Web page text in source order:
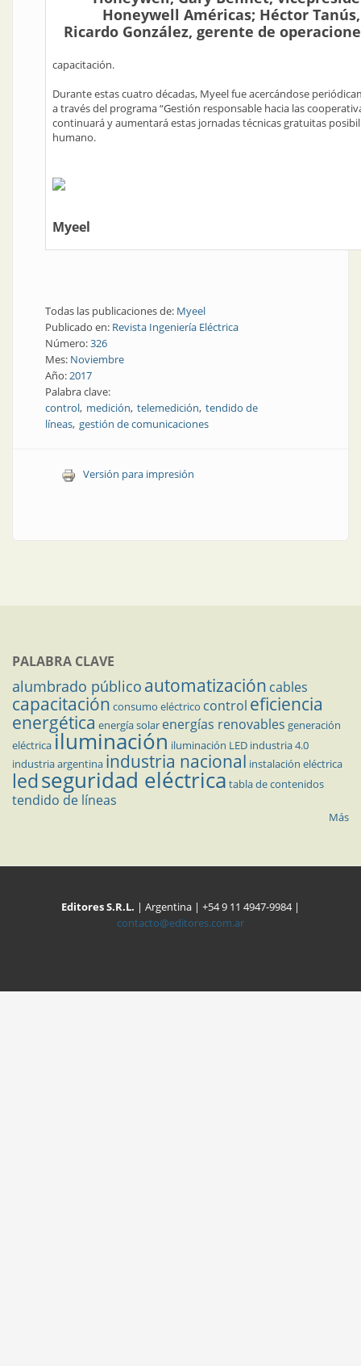
Honeywell Américas; Héctor
Ricardo González, gerente de
capacitación.
Durante estas cuatro décadas, Myeel fue acercándose
a través del programa “Gestión responsable hacia las
continuará y aumentará estas jornadas técnicas gratuitas
humano.
Myeel
Todas las publicaciones de: Myeel
Publicado en: Revista Ingeniería Eléctrica
Número:326
Mes: Noviembre
Año:2017
Palabra clave:
control medición telemedición tendido de
líneas gestión de comunicaciones
Versión para impresión
PALABRA CLAVE
alumbrado público automatización cables
capacitación consumo eléctrico control eficiencia
energética energía solar energías renovables generación
eléctricailuminación iluminación LED industria 4.0
industria argentina industria nacional instalación eléctrica
ledseguridad eléctrica tabla de contenidos
tendido de líneas
Más
Editores S.R.L. | Argentina | +54 9 11 4947-9984 |
contacto@editores.com.ar